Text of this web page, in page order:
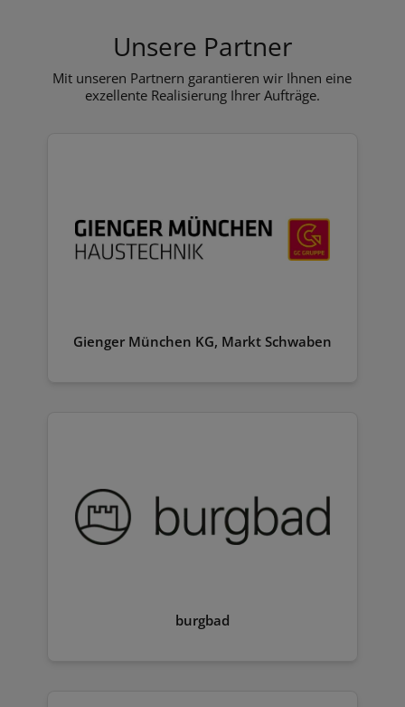
Unsere Partner
Mit unseren Partnern garantieren wir Ihnen eine
exzellente Realisierung Ihrer Aufträge.
Gienger München KG, Markt Schwaben
burgbad